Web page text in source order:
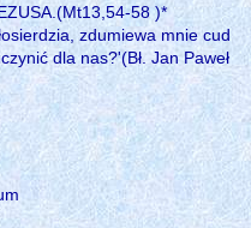
58 )*
zdumiewa mnie cud
dla nas?'(Bł. Jan Paweł